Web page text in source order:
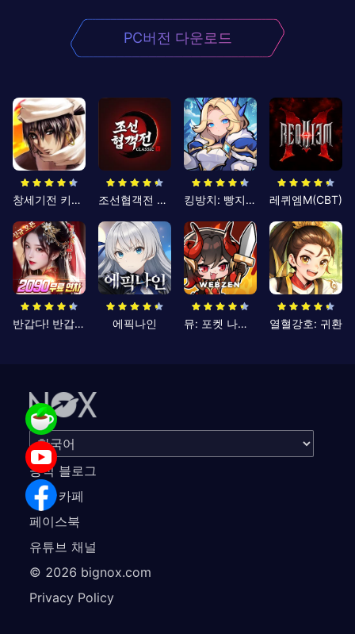
PC버전 다운로드
창세기전 키우기 조선협객전 클래식 킹방치: 빵지의 제왕 레퀴엠M(CBT)
반갑다! 반갑삼국지 에픽나인 뮤: 포켓 나이츠 열혈강호: 귀환
공식 블로그
공식 카페
페이스북
유튜브 채널
© 2026 bignox.com
Privacy Policy